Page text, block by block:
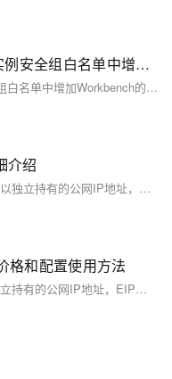
阿里云：访问公网IP地址需要在实例安全组白名单中增加Workbench的服务器白名单
阿里云：访问公网IP地址需要在实例安全组白名单中增加Workbench的服务器白名单
介绍
阿里云弹性公网EIP是什么意思？EIP是可以独立持有的公网IP地址，EIP可以和阿里云专有网络VPC类型的云服务器ECS、NAT网关、ENI网卡、私网负载均衡SLB等绑定，通过EIP可以让你的实例在公网提供服务。
格和配置使用方法
阿里云弹性公网EIP是什么？EIP是可以独立持有的公网IP地址，EIP可以和阿里云专有网络VPC类型的云服务器ECS、NAT网关、ENI网卡、私网负载均衡SLB等绑定，通过EIP在公网提供服务。